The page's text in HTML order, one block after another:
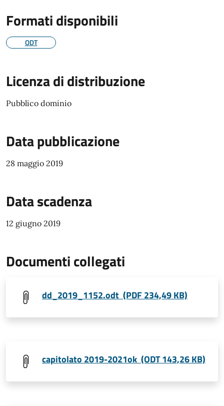
Formati disponibili
ODT
Licenza di distribuzione
Pubblico dominio
Data pubblicazione
28 maggio 2019
Data scadenza
12 giugno 2019
Documenti collegati
dd_2019_1152.odt (PDF 234,49 KB)
capitolato 2019-2021ok (ODT 143,26 KB)